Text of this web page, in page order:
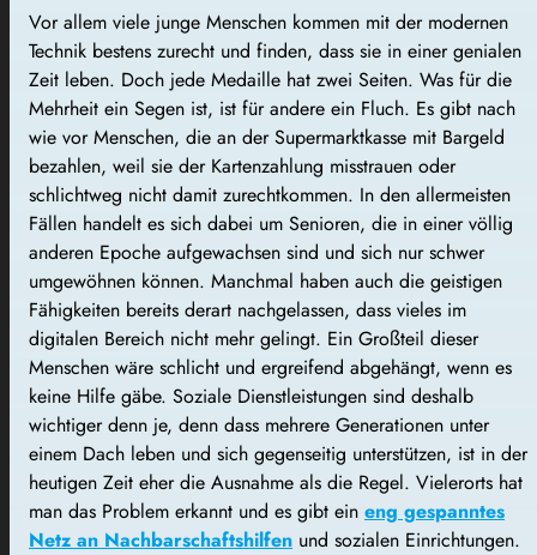
Vor allem viele junge Menschen kommen mit der modernen
Technik bestens zurecht und finden, dass sie in einer genialen
Zeit leben. Doch jede Medaille hat zwei Seiten. Was für die
Mehrheit ein Segen ist, ist für andere ein Fluch. Es gibt nach
wie vor Menschen, die an der Supermarktkasse mit Bargeld
bezahlen, weil sie der Kartenzahlung misstrauen oder
schlichtweg nicht damit zurechtkommen. In den allermeisten
Fällen handelt es sich dabei um Senioren, die in einer völlig
anderen Epoche aufgewachsen sind und sich nur schwer
umgewöhnen können. Manchmal haben auch die geistigen
Fähigkeiten bereits derart nachgelassen, dass vieles im
digitalen Bereich nicht mehr gelingt. Ein Großteil dieser
Menschen wäre schlicht und ergreifend abgehängt, wenn es
keine Hilfe gäbe. Soziale Dienstleistungen sind deshalb
wichtiger denn je, denn dass mehrere Generationen unter
einem Dach leben und sich gegenseitig unterstützen, ist in der
heutigen Zeit eher die Ausnahme als die Regel. Vielerorts hat
man das Problem erkannt und es gibt ein eng gespanntes
Netz an Nachbarschaftshilfen und sozialen Einrichtungen.